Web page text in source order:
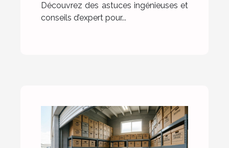
Découvrez des astuces ingénieuses et
conseils d’expert pour...